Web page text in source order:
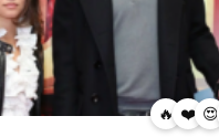
🔥 ❤️ 😍